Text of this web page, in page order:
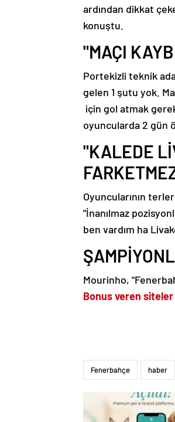
ardından dikkat
konuştu.
"MAÇI
Portekizli teknik
gelen 1 şutu yok.
için gol atmak
oyuncularda 2 gün
"KALEDE
Oyuncularının
"İnanılmaz
ben vardım ha
Mourinho,
Bonus veren siteler
Fenerbahçe haber